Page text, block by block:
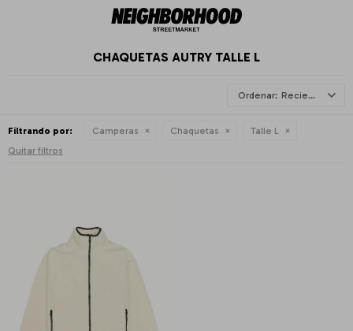
CHAQUETAS AUTRY TALLE L
Recientes
Filtrando por: Camperas Chaquetas
Talle L
Quitar filtros